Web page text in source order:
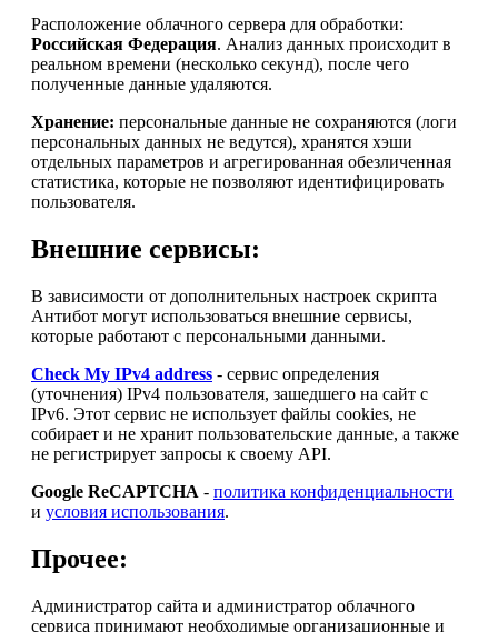
Расположение облачного сервера для обработки:
Российская Федерация. Анализ данных происходит в
реальном времени (несколько секунд), после чего
полученные данные удаляются.
Хранение: персональные данные не сохраняются (логи
персональных данных не ведутся), хранятся хэши
отдельных параметров и агрегированная обезличенная
статистика, которые не позволяют идентифицировать
пользователя.
Внешние сервисы:
В зависимости от дополнительных настроек скрипта
Антибот могут использоваться внешние сервисы,
которые работают с персональными данными.
Check My IPv4 address - сервис определения
(уточнения) IPv4 пользователя, зашедшего на сайт с
IPv6. Этот сервис не использует файлы cookies, не
собирает и не хранит пользовательские данные, а также
не регистрирует запросы к своему API.
Google ReCAPTCHA - политика конфиденциальности
и условия использования.
Прочее:
Администратор сайта и администратор облачного
сервиса принимают необходимые организационные и